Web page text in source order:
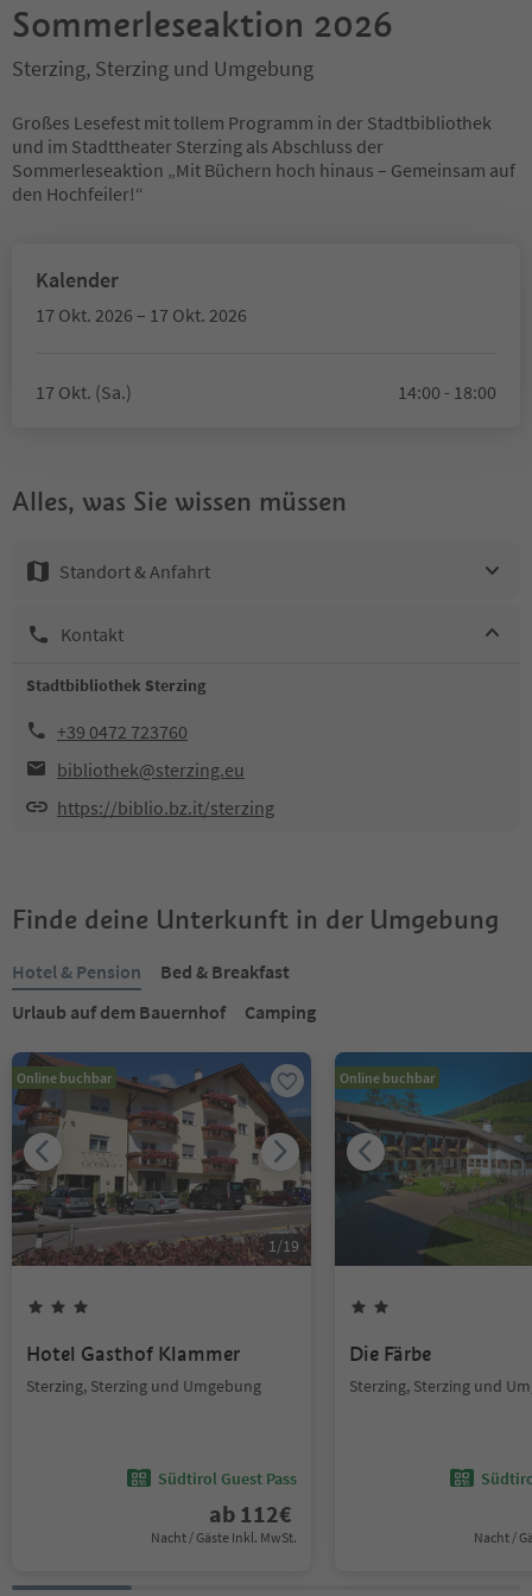
Sommerleseaktion 2026
Sterzing, Sterzing und Umgebung
Großes Lesefest mit tollem Programm in der Stadtbibliothek
und im Stadttheater Sterzing als Abschluss der
Sommerleseaktion „Mit Büchern hoch hinaus – Gemeinsam auf
den Hochfeiler!“
Kalender
17 Okt. 2026 – 17 Okt. 2026
17 Okt. (Sa.) 14:00 - 18:00
Alles, was Sie wissen müssen
Standort & Anfahrt
Kontakt
Stadtbibliothek Sterzing
+39 0472 723760
bibliothek@sterzing.eu
https://biblio.bz.it/sterzing
Finde deine Unterkunft in der Umgebung
Hotel & Pension
Bed & Breakfast
Urlaub auf dem Bauernhof
Camping
Online buchbar
1/19
Hotel Gasthof Klammer
Sterzing, Sterzing und Umgebung
Südtirol Guest Pass
ab 112€
Nacht / Gäste Inkl. MwSt.
Online buchbar
Die Färbe
Sterzing, Sterzing und
Nacht /